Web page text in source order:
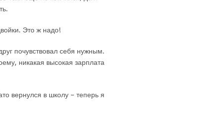
Это ж надо!
почувствовал себя нужным.
никакая высокая зарплата
вернулся в школу – теперь я